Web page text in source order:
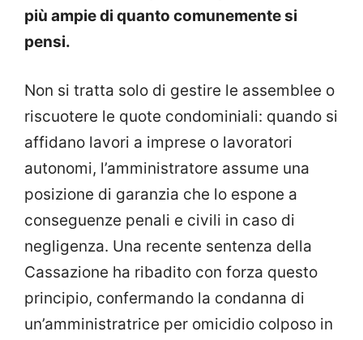
più ampie di quanto comunemente si
pensi.
Non si tratta solo di gestire le assemblee o
riscuotere le quote condominiali: quando si
affidano lavori a imprese o lavoratori
autonomi, l’amministratore assume una
posizione di garanzia che lo espone a
conseguenze penali e civili in caso di
negligenza. Una recente sentenza della
Cassazione ha ribadito con forza questo
principio, confermando la condanna di
un’amministratrice per omicidio colposo in